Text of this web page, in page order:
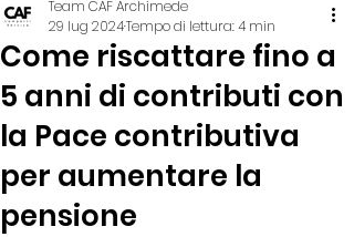
Come riscattare fino a
5 anni di contributi con
la Pace contributiva
per aumentare la
pensione
Team CAF Archimede
29 lug 2024Tempo di lettura: 4 min